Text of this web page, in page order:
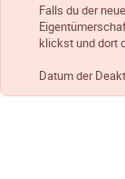
Falls du der
klickst und dort
Datum der